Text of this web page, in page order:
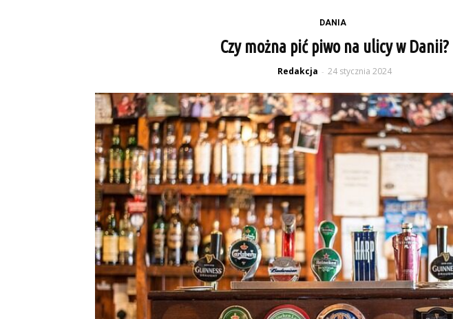
DANIA
Czy można pić piwo na ulicy w Danii?
Redakcja - 24 stycznia 2024